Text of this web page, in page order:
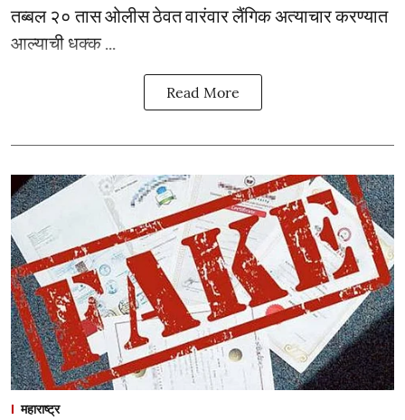
तब्बल २० तास ओलीस ठेवत वारंवार लैंगिक अत्याचार करण्यात
आल्याची धक्क ...
Read More
महाराष्ट्र